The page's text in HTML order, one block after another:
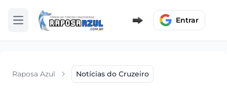
Abrir menu Entrar
Raposa Azul Notícias do Cruzeiro